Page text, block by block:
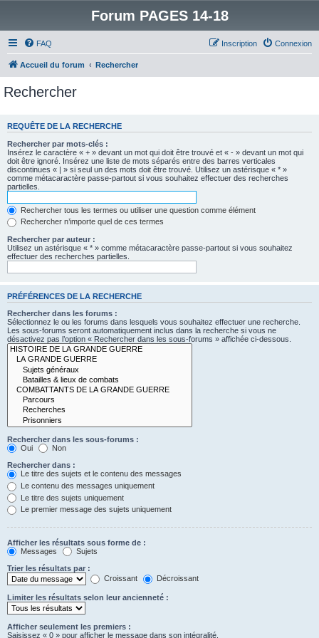
Forum PAGES 14-18
FAQ Connexion
Inscription
Accueil du forum Rechercher
Rechercher
REQUÊTE DE LA RECHERCHE
Rechercher par mots-clés :
Insérez le caractère « + » devant un mot qui doit être trouvé et « - » devant un mot qui
doit être ignoré. Insérez une liste de mots séparés entre des barres verticales
discontinues « | » si seul un des mots doit être trouvé. Utilisez un astérisque « * »
comme métacaractère passe-partout si vous souhaitez effectuer des recherches
partielles.
Rechercher tous les termes ou utiliser une question comme élément
Rechercher n’importe quel de ces termes
Rechercher par auteur :
Utilisez un astérisque « * » comme métacaractère passe-partout si vous souhaitez
effectuer des recherches partielles.
PRÉFÉRENCES DE LA RECHERCHE
Rechercher dans les forums :
Sélectionnez le ou les forums dans lesquels vous souhaitez effectuer une recherche.
Les sous-forums seront automatiquement inclus dans la recherche si vous ne
désactivez pas l’option « Rechercher dans les sous-forums » affichée ci-dessous.
Rechercher dans les sous-forums :
Oui
Non
Rechercher dans :
Le titre des sujets et le contenu des messages
Le contenu des messages uniquement
Le titre des sujets uniquement
Le premier message des sujets uniquement
Afficher les résultats sous forme de :
Messages
Sujets
Trier les résultats par :
Croissant
Décroissant
Limiter les résultats selon leur ancienneté :
Afficher seulement les premiers :
Saisissez « 0 » pour afficher le message dans son intégralité.